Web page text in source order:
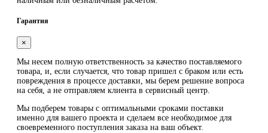
Гарантия
×
Мы несем полную ответственность за качество поставляемого
товара, и, если случается, что товар пришел с браком или есть
повреждения в процессе доставки, мы берем решение вопроса
на себя, а не отправляем клиента в сервисный центр.
Мы подберем товары с оптимальными сроками поставки
именно для вашего проекта и сделаем все необходимое для
своевременного поступления заказа на ваш объект.